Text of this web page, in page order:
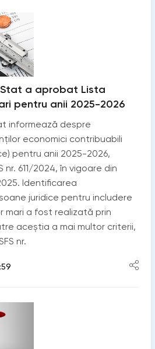
Stat a aprobat Lista
pentru anii 2025-2026
informează despre
economici contribuabili
pentru anii 2025-2026,
nr. 611/2024, în vigoare din
Identificarea
juridice pentru includere
mari a fost realizată prin
aceștia a mai multor criterii,
nr.